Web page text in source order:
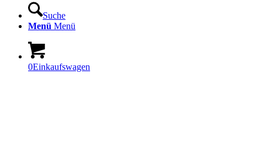
Suche
Menü Menü
0Einkaufswagen